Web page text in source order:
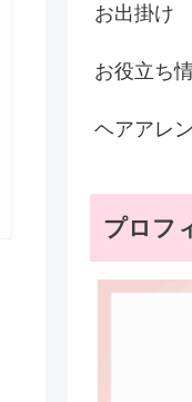
お出掛け
お役立ち
ヘアアレ
プロフ